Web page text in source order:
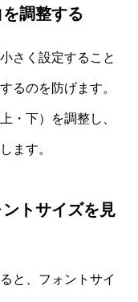
調整する
さく設定すること
るのを防げます。
・下）を調整し、
ます。
トサイズを見
と、フォントサイ